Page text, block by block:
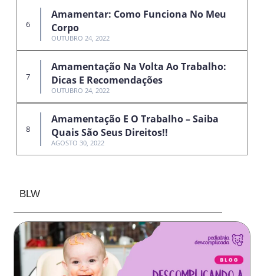
Amamentar: Como Funciona No Meu
Corpo
OUTUBRO 24, 2022
Amamentação Na Volta Ao Trabalho:
Dicas E Recomendações
OUTUBRO 24, 2022
Amamentação E O Trabalho – Saiba
Quais São Seus Direitos!!
AGOSTO 30, 2022
BLW